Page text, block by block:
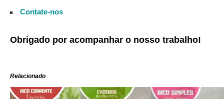
Contate-nos
Obrigado por acompanhar o nosso trabalho!
Relacionado